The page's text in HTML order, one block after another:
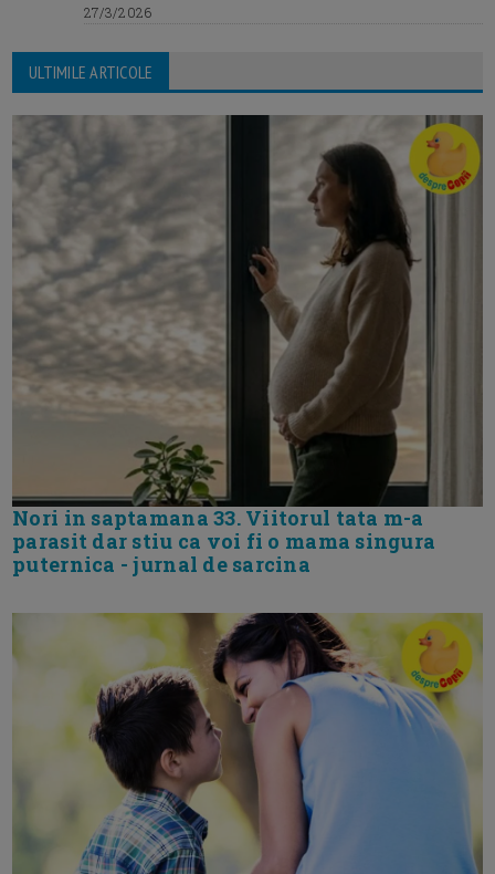
27/3/2026
ULTIMILE ARTICOLE
Nori in saptamana 33. Viitorul tata m-a
parasit dar stiu ca voi fi o mama singura
puternica - jurnal de sarcina